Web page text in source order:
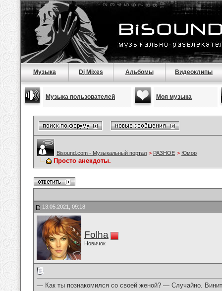
Музыка Dj Mixes Альбомы Видеоклипы
Музыка пользователей Моя музыка
Bisound.com - Музыкальный портал > РАЗНОЕ > Юмор
Просто анекдоты.
13.05.2021, 09:18
Folha
Новичок
— Как ты познакомился со своей женой? — Случайно.